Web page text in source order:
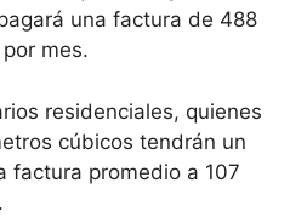
una factura de 488
mes.
residenciales, quienes
cúbicos tendrán un
factura promedio a 107